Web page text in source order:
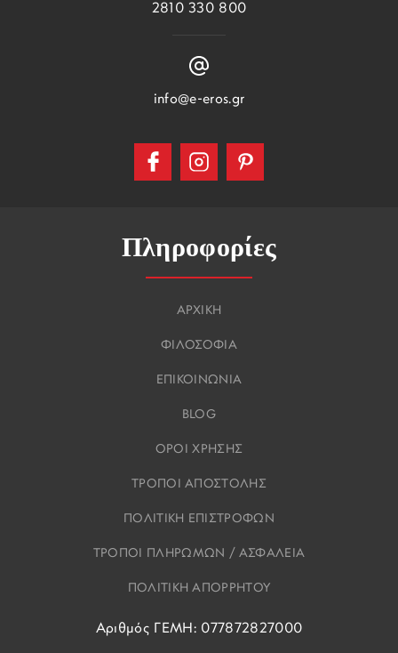
Πληροφορίες
ΑΡΧΙΚΗ
ΦΙΛΟΣΟΦΙΑ
ΕΠΙΚΟΙΝΩΝΙΑ
BLOG
ΟΡΟΙ ΧΡΗΣΗΣ
ΤΡΟΠΟΙ ΑΠΟΣΤΟΛΗΣ
ΠΟΛΙΤΙΚΗ ΕΠΙΣΤΡΟΦΩΝ
ΤΡΟΠΟΙ ΠΛΗΡΩΜΩΝ / ΑΣΦΑΛΕΙΑ
ΠΟΛΙΤΙΚΗ ΑΠΟΡΡΗΤΟΥ
Αριθμός ΓΕΜΗ: 077872827000
2810 330 800
info@e-eros.gr